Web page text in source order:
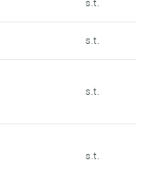
s.t.
s.t.
s.t.